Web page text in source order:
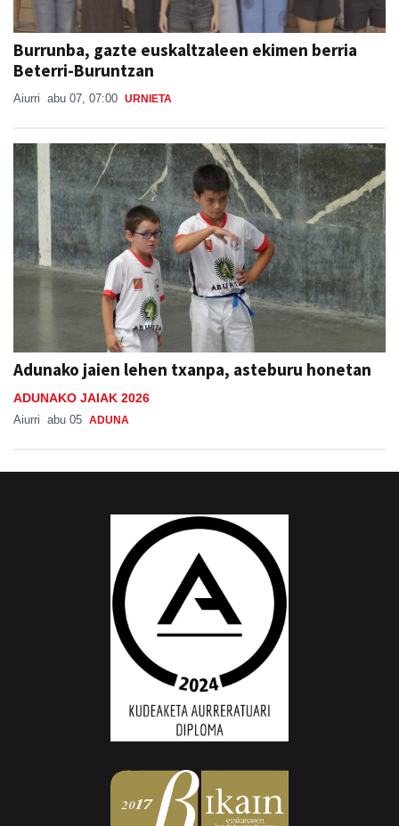
Burrunba, gazte euskaltzaleen ekimen berria
Beterri-Buruntzan
Aiurri abu 07, 07:00
Adunako jaien lehen txanpa, asteburu honetan
abu 05